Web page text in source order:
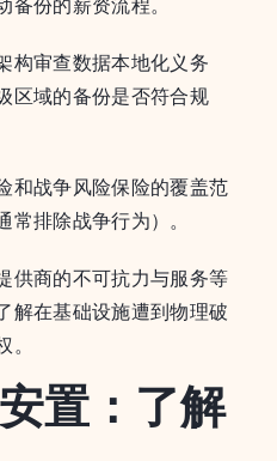
构审查数据本地化义务
域的备份是否符合规
和战争风险保险的覆盖范
常排除战争行为）。
供商的不可抗力与服务等
解在基础设施遭到物理破
置：了解